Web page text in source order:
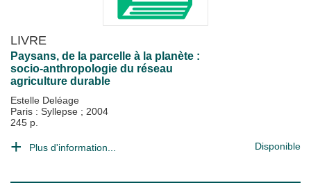
LIVRE
Paysans, de la parcelle à la planète :
socio-anthropologie du réseau
agriculture durable
Estelle Deléage
Paris : Syllepse ; 2004
245 p.
Plus d'information... Disponible